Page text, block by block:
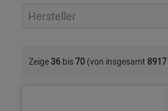
Hersteller
Zeige 36 bis70 (von insgesamt 8917